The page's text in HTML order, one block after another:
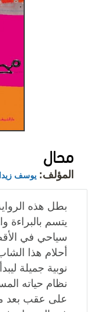
محال
المؤلف: يوسف
بطل هذه
يتسم بالبراءة
سياحي في
أحلام هذا
نوبية جميلة
نظام حياته
على عقب بعد